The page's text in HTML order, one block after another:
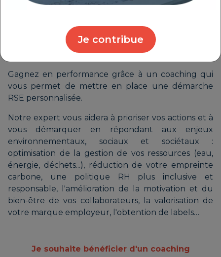
Je contribue
ACCOMPAGNEMENT RSE GLOBAL ET
SUR-MESURE POUR LES CHEFS
D'ENTREPRISE
Gagnez en performance grâce à un coaching qui
vous permet de mettre en place une démarche
RSE personnalisée.
Notre expert vous aidera à prioriser vos actions et à
vous démarquer en répondant aux enjeux
environnementaux, sociaux et sociétaux :
optimisation de la gestion de vos ressources (eau,
énergie, déchets...), réduction de votre empreinte
carbone, une politique RH plus inclusive et
responsable, l'amélioration de la motivation et du
bien-être de vos collaborateurs, la valorisation de
votre marque employeur, l'obtention de labels…
Je souhaite bénéficier d'un coaching